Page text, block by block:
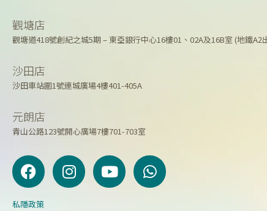
觀塘店
觀塘道418號創紀之城5期 – 東亞銀行中心16樓01、02A及16B室 (地鐵A2
沙田店
沙田車站圍1號連城廣場4樓401-405A
元朗店
青山公路123號開心廣場7樓701-703室
F
a
c
I
n
s
Y
o
u
W
h
a
私隱政策